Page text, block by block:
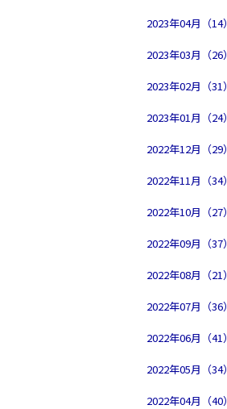
2023年04月（14）
2023年03月（26）
2023年02月（31）
2023年01月（24）
2022年12月（29）
2022年11月（34）
2022年10月（27）
2022年09月（37）
2022年08月（21）
2022年07月（36）
2022年06月（41）
2022年05月（34）
2022年04月（40）